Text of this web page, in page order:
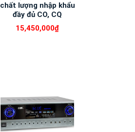
chất lượng nhập khẩu
đầy đủ CO, CQ
15,450,000₫